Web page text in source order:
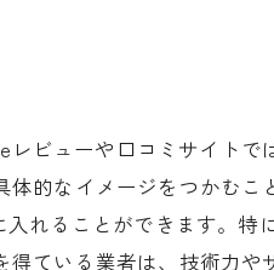
ビューや口コミサイトで
的なイメージをつかむこ
れることができます。特
ている業者は、技術力や